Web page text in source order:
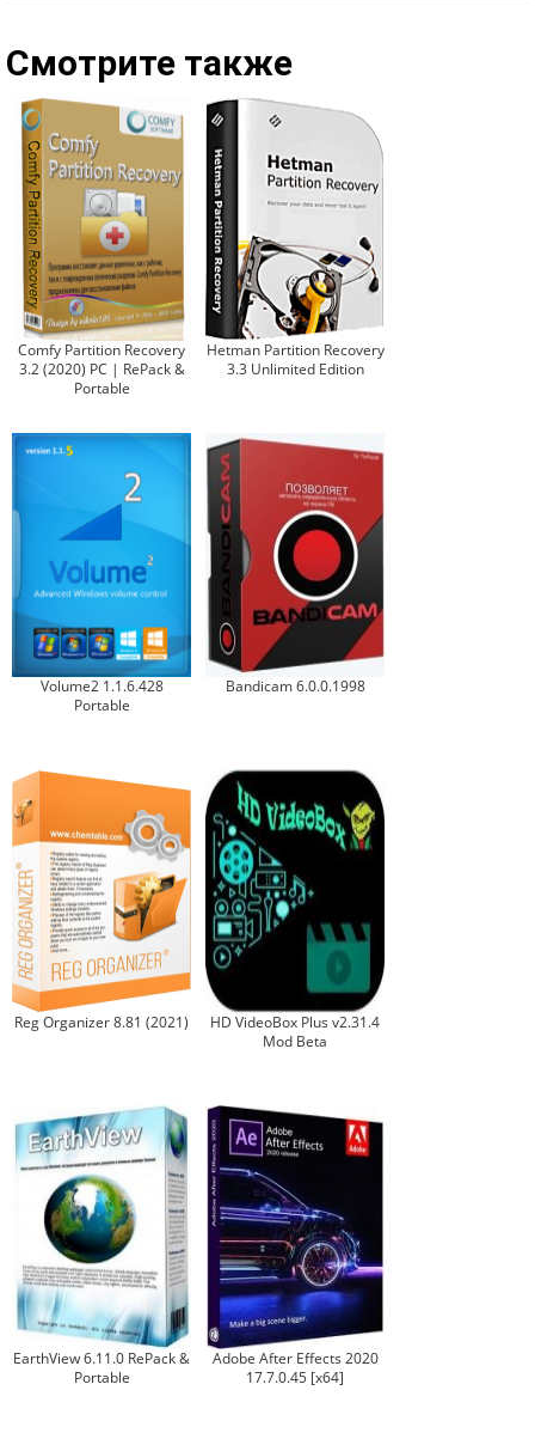
Смотрите также
Comfy Partition Recovery
3.2 (2020) РС | RePack &
Portable
Hetman Partition Recovery
3.3 Unlimited Edition
Volume2 1.1.6.428
Portable
Bandicam 6.0.0.1998
Reg Organizer 8.81 (2021)
HD VideoBox Plus v2.31.4
Mod Beta
EarthView 6.11.0 RePack &
Portable
Adobe After Effects 2020
17.7.0.45 [x64]